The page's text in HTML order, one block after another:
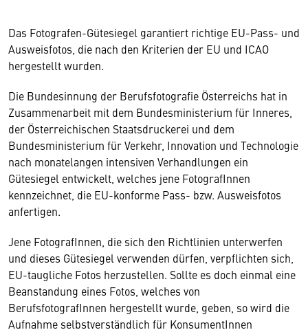
Das Fotografen-Gütesiegel garantiert richtige EU-Pass- und
Ausweisfotos, die nach den Kriterien der EU und ICAO
hergestellt wurden.
Die Bundesinnung der Berufsfotografie Österreichs hat in
Zusammenarbeit mit dem Bundesministerium für Inneres,
der Österreichischen Staatsdruckerei und dem
Bundesministerium für Verkehr, Innovation und Technologie
nach monatelangen intensiven Verhandlungen ein
Gütesiegel entwickelt, welches jene FotografInnen
kennzeichnet, die EU-konforme Pass- bzw. Ausweisfotos
anfertigen.
Jene FotografInnen, die sich den Richtlinien unterwerfen
und dieses Gütesiegel verwenden dürfen, verpflichten sich,
EU-taugliche Fotos herzustellen. Sollte es doch einmal eine
Beanstandung eines Fotos, welches von
BerufsfotografInnen hergestellt wurde, geben, so wird die
Aufnahme selbstverständlich für KonsumentInnen